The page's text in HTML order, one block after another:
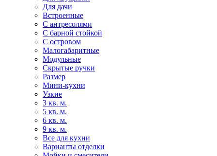
Для дачи
Встроенные
С антресолями
С барной стойкой
С островом
Малогабаритные
Модульные
Скрытые ручки
Размер
Мини-кухни
Узкие
3 кв. м.
5 кв. м.
6 кв. м.
9 кв. м.
Все для кухни
Варианты отделки